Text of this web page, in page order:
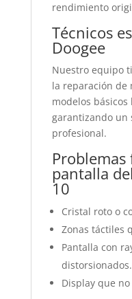
rendimiento
Técnicos
Doogee
Nuestro equipo
la reparación de
modelos básicos
garantizando un
profesional.
pantalla
10
Cristal roto o
Zonas táctiles
Pantalla con
distorsionados.
Display que